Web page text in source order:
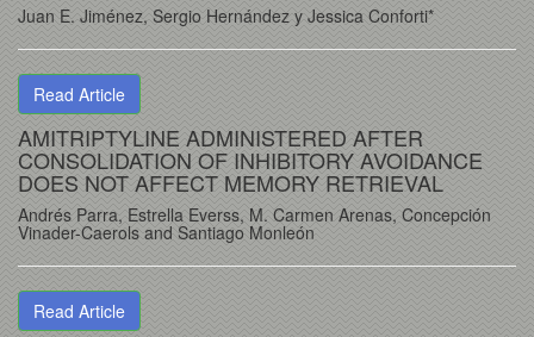
Juan E. Jiménez, Sergio Hernández y Jessica Conforti*
Read Article
AMITRIPTYLINE ADMINISTERED AFTER
CONSOLIDATION OF INHIBITORY AVOIDANCE
DOES NOT AFFECT MEMORY RETRIEVAL
Andrés Parra, Estrella Everss, M. Carmen Arenas, Concepción
Vinader-Caerols and Santiago Monleón
Read Article